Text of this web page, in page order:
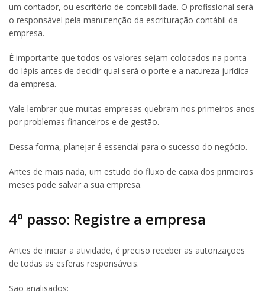
um contador, ou escritório de contabilidade. O profissional será
o responsável pela manutenção da escrituração contábil da
empresa.
É importante que todos os valores sejam colocados na ponta
do lápis antes de decidir qual será o porte e a natureza jurídica
da empresa.
Vale lembrar que muitas empresas quebram nos primeiros anos
por problemas financeiros e de gestão.
Dessa forma, planejar é essencial para o sucesso do negócio.
Antes de mais nada, um estudo do fluxo de caixa dos primeiros
meses pode salvar a sua empresa.
4º passo: Registre a empresa
Antes de iniciar a atividade, é preciso receber as autorizações
de todas as esferas responsáveis.
São analisados: